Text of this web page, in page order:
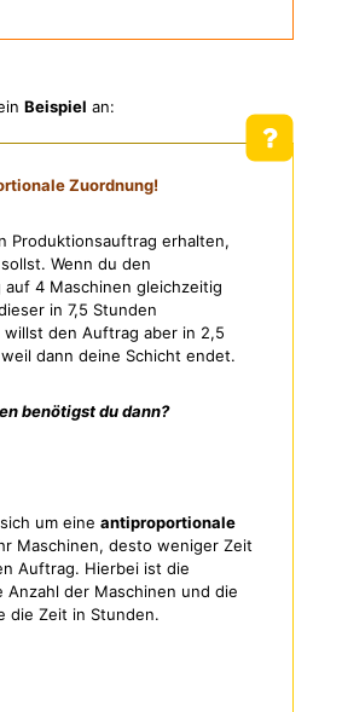
Beispiel an:
Zuordnung!
Produktionsauftrag erhalten,
Wenn du den
4 Maschinen gleichzeitig
in 7,5 Stunden
willst den Auftrag aber in 2,5
dann deine Schicht endet.
benötigst du dann?
um eine antiproportionale
Maschinen, desto weniger Zeit
Auftrag. Hierbei ist die
Anzahl der Maschinen und die
die Zeit in Stunden.